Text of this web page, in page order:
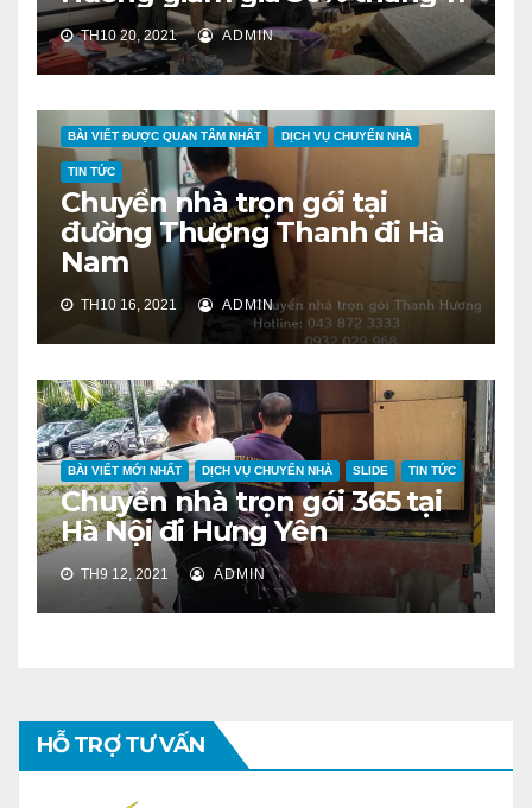
TH10 20, 2021 ADMIN
BÀI VIẾT ĐƯỢC QUAN TÂM NHẤT DỊCH VỤ CHUYỂN NHÀ
TIN TỨC
Chuyển nhà trọn gói tại
đường Thượng Thanh đi Hà
Nam
TH10 16, 2021 ADMIN
BÀI VIẾT MỚI NHẤT DỊCH VỤ CHUYỂN NHÀ SLIDE TIN TỨC
Chuyển nhà trọn gói 365 tại
Hà Nội đi Hưng Yên
TH9 12, 2021 ADMIN
HỖ TRỢ TƯ VẤN